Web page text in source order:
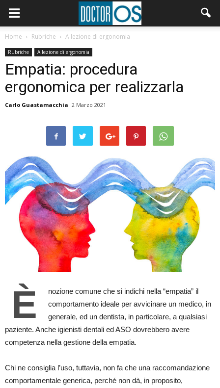
Home Rubriche A lezione di ergonomia
Rubriche A lezione di ergonomia
Empatia: procedura
ergonomica per realizzarla
Carlo Guastamacchia 2 Marzo 2021
È
nozione comune che si indichi nella “empatia” il
comportamento ideale per avvicinare un medico, in
generale, ed un dentista, in particolare, a qualsiasi
paziente. Anche igienisti dentali ed ASO dovrebbero avere
competenza nella gestione della empatia.
Chi ne consiglia l’uso, tuttavia, non fa che una raccomandazione
comportamentale generica, perché non dà, in proposito,